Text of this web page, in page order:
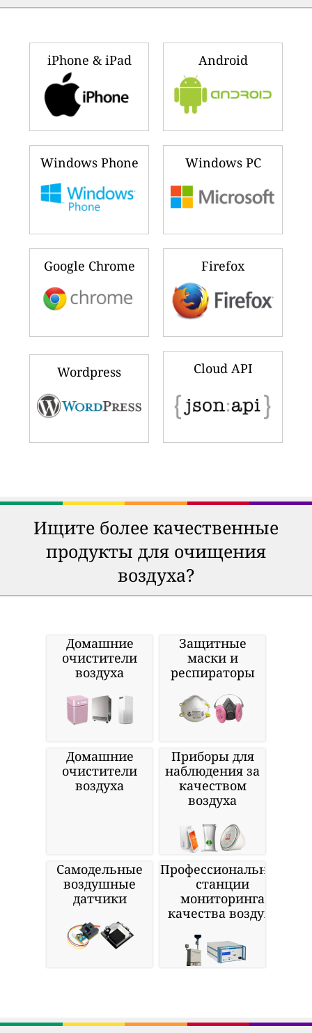
iPhone & iPad Android
Windows Phone Windows PC
Google Chrome Firefox
Wordpress Cloud API
Ищите более качественные
продукты для очищения
воздуха?
Домашние
очистители
воздуха
Защитные
маски и
респираторы
Домашние
очистители
воздуха
Приборы для
наблюдения за
качеством
воздуха
Самодельные
воздушные
датчики
Профессиональные
станции
мониторинга
качества воздуха